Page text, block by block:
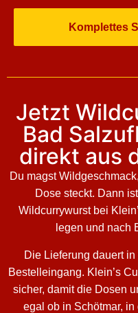
Komplettes
Jetzt
Bad
direkt aus
Du magst
Dose steckt. Dann
Wildcurrywurst bei
legen und nach
Die Lieferung dauert
Bestelleingang. Klein’s
sicher, damit die Dosen
egal ob in Schötmar,